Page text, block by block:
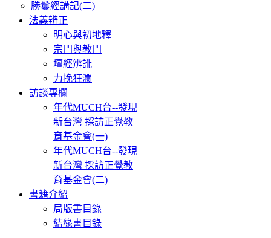
勝鬘經講記(二)
法義辨正
明心與初地釋
宗門與教門
壇經辨訛
力挽狂瀾
訪談專欄
年代MUCH台--發現
新台灣 採訪正覺教
育基金會(一)
年代MUCH台--發現
新台灣 採訪正覺教
育基金會(二)
書籍介紹
局版書目錄
結緣書目錄